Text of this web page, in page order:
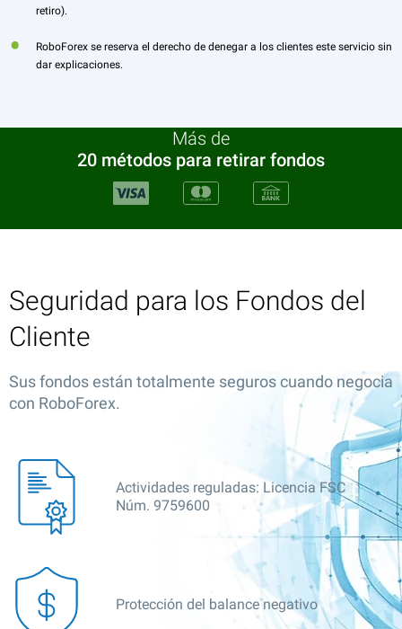
retiro).
RoboForex se reserva el derecho de denegar a los clientes este servicio sin
dar explicaciones.
Más de
20 métodos para retirar fondos
Seguridad para los Fondos del
Cliente
Sus fondos están totalmente seguros cuando negocia
con RoboForex.
Actividades reguladas: Licencia FSC
Núm. 9759600
Protección del balance negativo